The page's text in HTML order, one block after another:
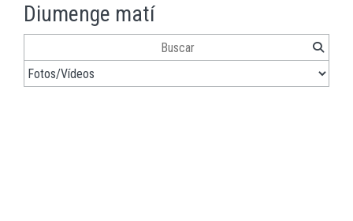
Diumenge matí